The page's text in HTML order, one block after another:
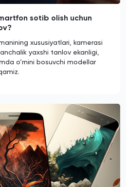
sotib olish uchun
xususiyatlari, kamerasi
yaxshi tanlov ekanligi,
o‘rnini bosuvchi modellar